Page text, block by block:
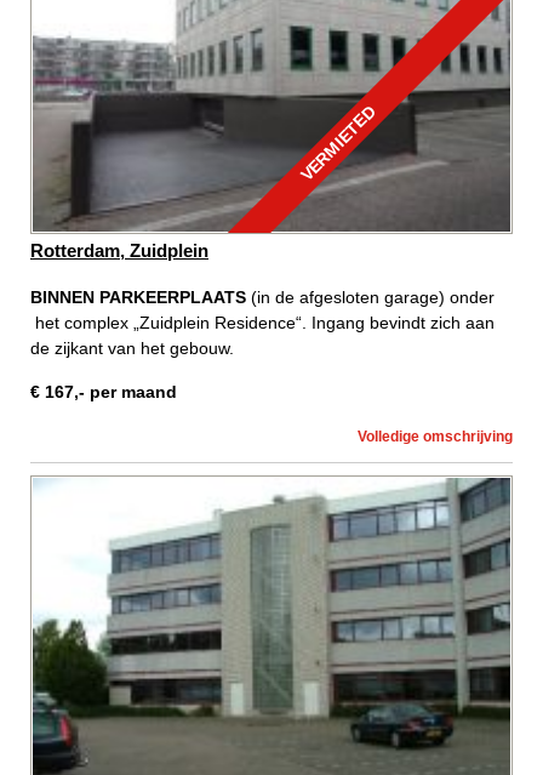
VERMIETED
Rotterdam, Zuidplein
BINNEN PARKEERPLAATS (in de afgesloten garage) onder
het complex „Zuidplein Residence“. Ingang bevindt zich aan
de zijkant van het gebouw.
€ 167,- per maand
Volledige omschrijving